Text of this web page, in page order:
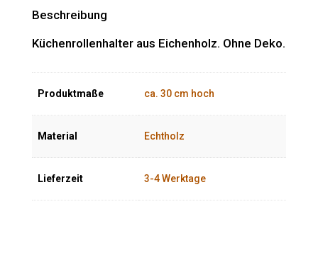
Beschreibung
Küchenrollenhalter aus Eichenholz. Ohne Deko.
Produktmaße ca. 30 cm hoch
Material Echtholz
Lieferzeit 3-4 Werktage